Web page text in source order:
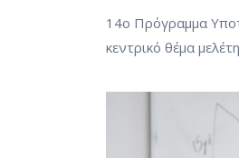
14ο Πρόγραμμα
κεντρικό θέμα